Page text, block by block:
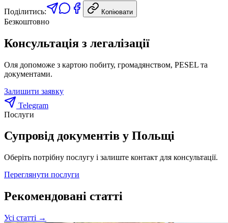
Поділитись: Копіювати
Безкоштовно
Консультація з легалізації
Оля допоможе з картою побиту, громадянством, PESEL та
документами.
Залишити заявку
Telegram
Послуги
Супровід документів у Польщі
Оберіть потрібну послугу і залиште контакт для консультації.
Переглянути послуги
Рекомендовані статті
Усі статті →